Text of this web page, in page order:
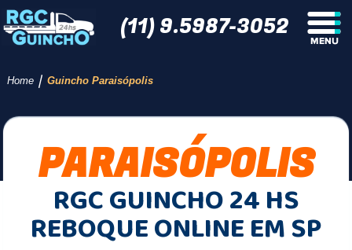
(11) 9.5987-3052
Home / Guincho Paraisópolis
PARAISÓPOLIS
RGC GUINCHO 24 HS
REBOQUE ONLINE EM SP